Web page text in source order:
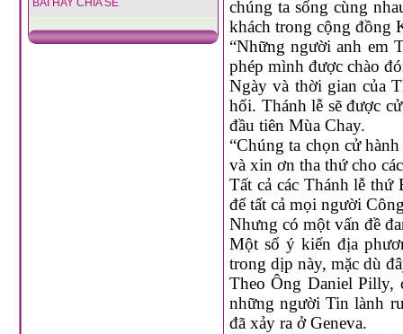
BÀI HAY CHIA SẺ
chúng ta sống cùng
khách trong cộng đồng
“Những người anh em
phép mình được chào
Ngày và thời gian của
hối. Thánh lễ sẽ được
đầu tiên Mùa Chay.
“Chúng ta chọn cử
và xin ơn tha thứ cho
Tất cả các Thánh lễ
để tất cả mọi người
Nhưng có một vấn đề
Một số ý kiến địa
trong dịp này, mặc dù
Theo Ông Daniel Pilly,
những người Tin lành
đã xảy ra ở Geneva.